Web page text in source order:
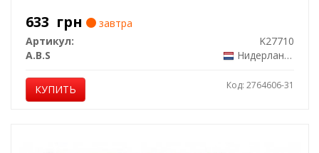
633 грн
завтра
Артикул:
K27710
A.B.S
Нидерланды
КУПИТЬ Код: 2764606-31